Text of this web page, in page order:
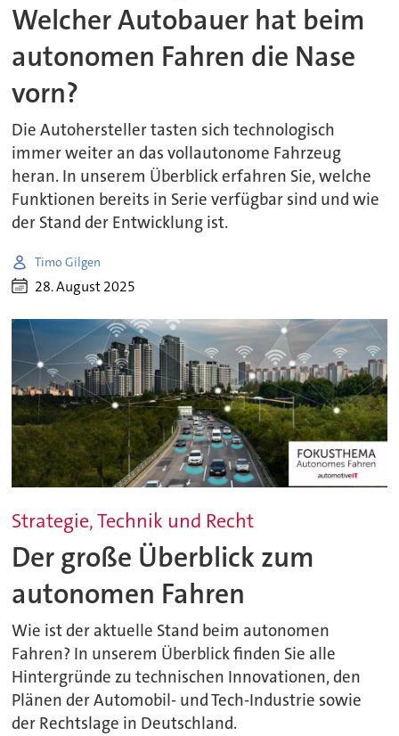
Welcher Autobauer hat beim
autonomen Fahren die Nase
vorn?
Die Autohersteller tasten sich technologisch
immer weiter an das vollautonome Fahrzeug
heran. In unserem Überblick erfahren Sie, welche
Funktionen bereits in Serie verfügbar sind und wie
der Stand der Entwicklung ist.
Timo Gilgen
28. August 2025
Strategie, Technik und Recht
Der große Überblick zum
autonomen Fahren
Wie ist der aktuelle Stand beim autonomen
Fahren? In unserem Überblick finden Sie alle
Hintergründe zu technischen Innovationen, den
Plänen der Automobil- und Tech-Industrie sowie
der Rechtslage in Deutschland.